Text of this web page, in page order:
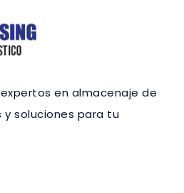
en almacenaje de
soluciones para tu